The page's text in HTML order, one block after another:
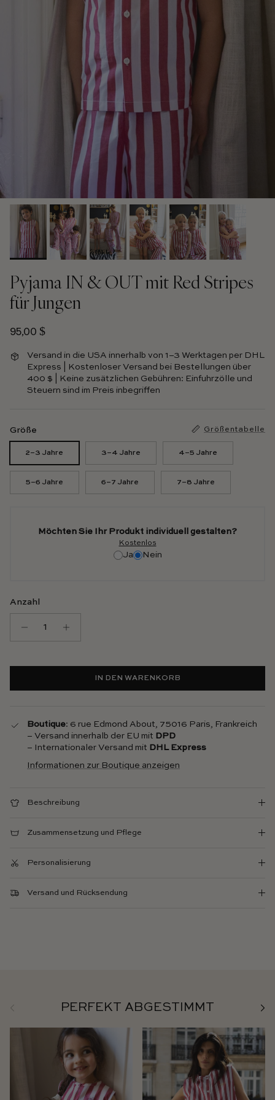
Pyjama IN & OUT mit Red Stripes
für Jungen
Normalpreis
95,00 $
Versand in die USA innerhalb von 1–3 Werktagen per DHL
Express | Kostenloser Versand bei Bestellungen über
400 $ | Keine zusätzlichen Gebühren: Einfuhrzölle und
Steuern sind im Preis inbegriffen
Größe Größentabelle
2–3 Jahre 3–4 Jahre 4–5 Jahre
5–6 Jahre 6–7 Jahre 7–8 Jahre
Möchten Sie Ihr Produkt individuell gestalten?
Kostenlos
Ja Nein
Anzahl
IN DEN WARENKORB
Boutique: 6 rue Edmond About, 75016 Paris, Frankreich
– Versand innerhalb der EU mit DPD
– Internationaler Versand mit DHL Express
Informationen zur Boutique anzeigen
Beschreibung
Zusammensetzung und Pflege
Personalisierung
Versand und Rücksendung
PERFEKT ABGESTIMMT